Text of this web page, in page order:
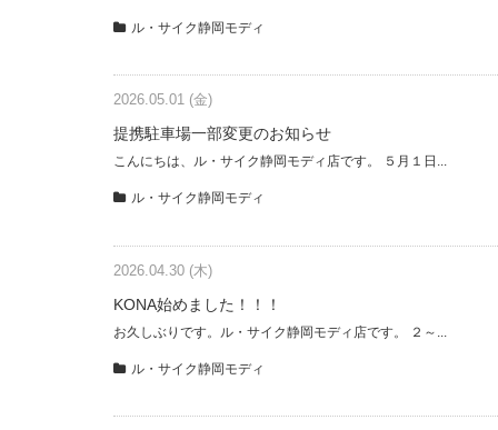
ル・サイク静岡モディ
2026.05.01 (金)
提携駐車場一部変更のお知らせ
こんにちは、ル・サイク静岡モディ店です。 ５月１日...
ル・サイク静岡モディ
2026.04.30 (木)
KONA始めました！！！
お久しぶりです。ル・サイク静岡モディ店です。 ２～...
ル・サイク静岡モディ